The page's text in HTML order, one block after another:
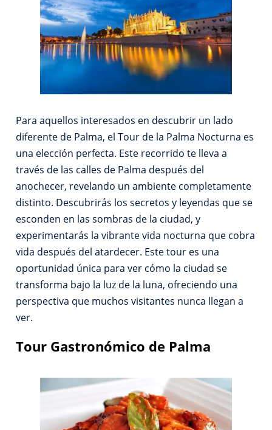
Para aquellos interesados en descubrir un lado
diferente de Palma, el Tour de la Palma Nocturna es
una elección perfecta. Este recorrido te lleva a
través de las calles de Palma después del
anochecer, revelando un ambiente completamente
distinto. Descubrirás los secretos y leyendas que se
esconden en las sombras de la ciudad, y
experimentarás la vibrante vida nocturna que cobra
vida después del atardecer. Este tour es una
oportunidad única para ver cómo la ciudad se
transforma bajo la luz de la luna, ofreciendo una
perspectiva que muchos visitantes nunca llegan a
ver.
Tour Gastronómico de Palma